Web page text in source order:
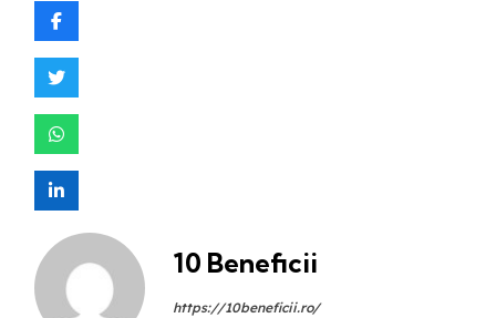
10 Beneficii
https://10beneficii.ro/